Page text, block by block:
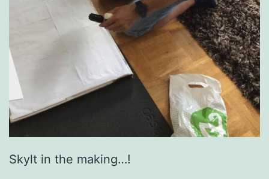
Skylt in the making…!